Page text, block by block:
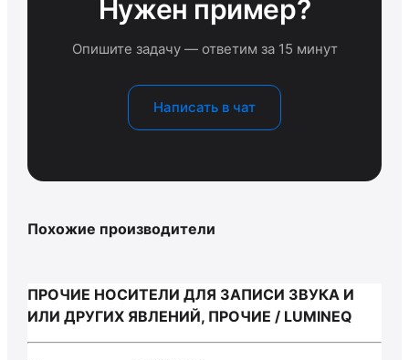
Нужен пример?
Опишите задачу — ответим за 15 минут
Написать в чат
Похожие производители
ПРОЧИЕ НОСИТЕЛИ ДЛЯ ЗАПИСИ ЗВУКА И
ИЛИ ДРУГИХ ЯВЛЕНИЙ, ПРОЧИЕ / LUMINEQ